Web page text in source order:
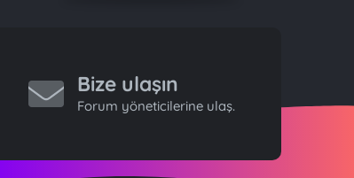
Bize ulaşın
Forum yöneticilerine ulaş.